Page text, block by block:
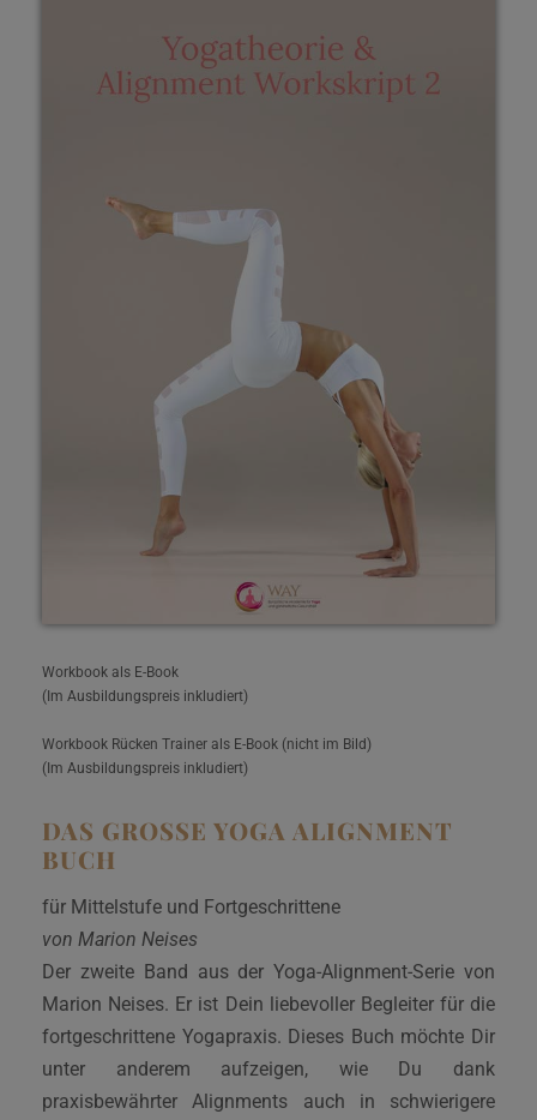
Workbook als E-Book
(Im Ausbildungspreis inkludiert)
Workbook Rücken Trainer als E-Book (nicht im Bild)
(Im Ausbildungspreis inkludiert)
DAS GROSSE YOGA ALIGNMENT B
UCH
für Mittelstufe und Fortgeschrittene
von Marion Neises
Der zweite Band aus der Yoga-Alignment-Serie von
Marion Neises. Er ist Dein liebevoller Begleiter für die
fortgeschrittene Yogapraxis. Dieses Buch möchte Dir
unter anderem aufzeigen, wie Du dank
praxisbewährter Alignments auch in schwierigere